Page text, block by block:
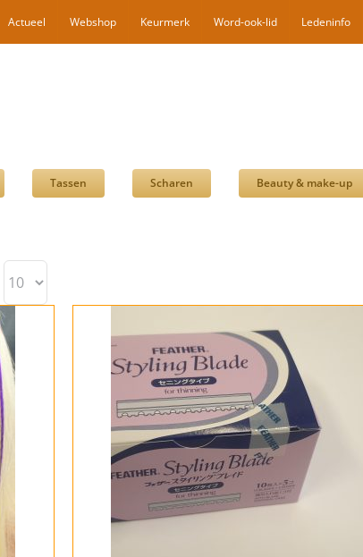
Actueel Webshop Keurmerk Word-ook-lid Ledeninfo
Tassen Scharen Beauty & make-up